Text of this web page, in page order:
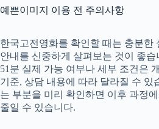
예쁜이미지 이용 전 주의사항
한국고전영화를 확인할 때는 충분한
안내를 신중하게 살펴보는 것이 좋습
51분 실제 가능 여부나 세부 조건은
기준, 상담 내용에 따라 달라질 수 있
는 부분을 미리 확인하면 이후 과정
줄일 수 있습니다.